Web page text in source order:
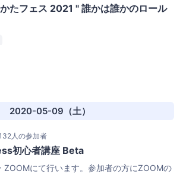
たフェス 2021 " 誰かは誰かのロール
2020-05-09（土）
人の参加者
初心者講座 Beta
ZOOMにて行います。参加者の方にZOOMの